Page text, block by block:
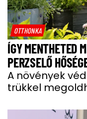
OTTHONKA
ÍGY MENTHETED
PERZSELŐ
A növények
trükkel